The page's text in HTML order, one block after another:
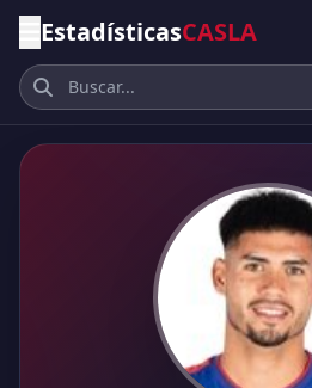
EstadísticasCASLA